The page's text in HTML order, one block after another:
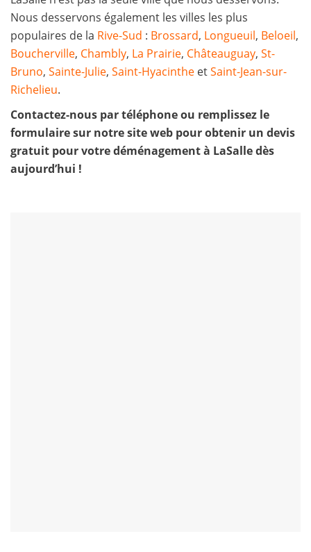
Nous desservons également les villes les plus
populaires de la Rive-Sud : Brossard, Longueuil, Beloeil,
Boucherville, Chambly, La Prairie, Châteauguay, St-
Bruno, Sainte-Julie, Saint-Hyacinthe etSaint-Jean-sur-
Richelieu.
Contactez-nous par téléphone ou remplissez le
formulaire sur notre site web pour obtenir un devis
gratuit pour votre déménagement à LaSalle dès
aujourd’hui !